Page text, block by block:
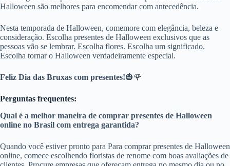
Halloween são melhores para encomendar com antecedência.
Nesta temporada de Halloween, comemore com elegância, beleza e
consideração. Escolha presentes de Halloween exclusivos que as
pessoas vão se lembrar. Escolha flores. Escolha um significado.
Escolha tornar o Halloween verdadeiramente especial.
Feliz Dia das Bruxas com presentes!🎃🌹
Perguntas frequentes:
Qual é a melhor maneira de comprar presentes de Halloween
online no Brasil com entrega garantida?
Quando você estiver pronto para Para comprar presentes de Halloween
online, comece escolhendo floristas de renome com boas avaliações de